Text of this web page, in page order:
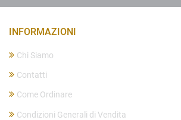
INFORMAZIONI
Chi Siamo
Contatti
Come Ordinare
Condizioni Generali di Vendita